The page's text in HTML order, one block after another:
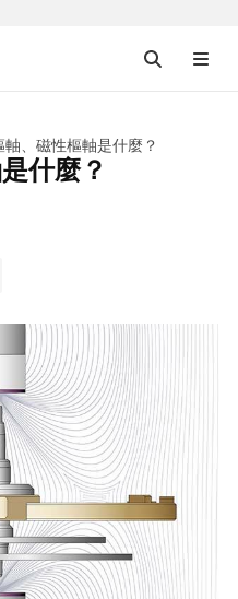
軸、磁性樞軸是什麼？
什麼？